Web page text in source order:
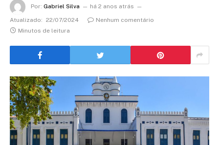
Por: Gabriel Silva
há 2 anos atrás
Atualizado: 22/07/2024
Nenhum comentário
Minutos de leitura